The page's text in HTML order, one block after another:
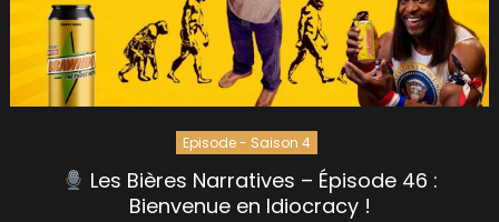
Episode - Saison 4
Les Bières Narratives – Épisode 46 :
Bienvenue en Idiocracy !